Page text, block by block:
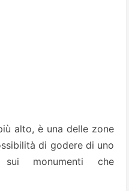
alto, è una delle zone
di godere di uno
sui monumenti che